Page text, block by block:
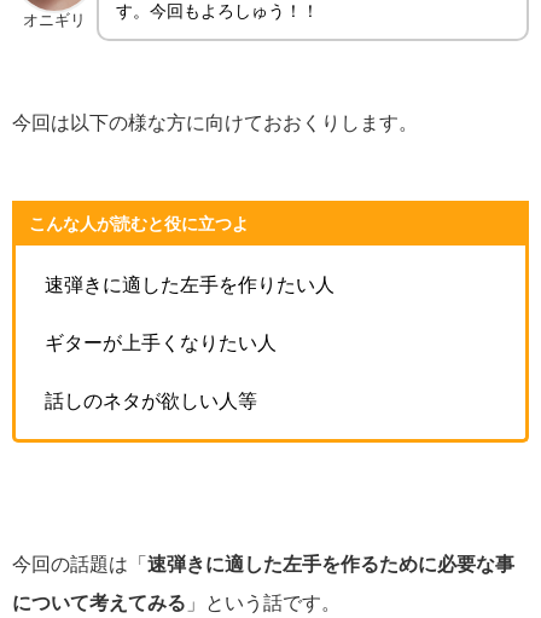
オニギリ
す。今回もよろしゅう！！
今回は以下の様な方に向けておおくりします。
こんな人が読むと役に立つよ
速弾きに適した左手を作りたい人
ギターが上手くなりたい人
話しのネタが欲しい人等
今回の話題は「速弾きに適した左手を作るために必要な事
について考えてみる 」という話です。